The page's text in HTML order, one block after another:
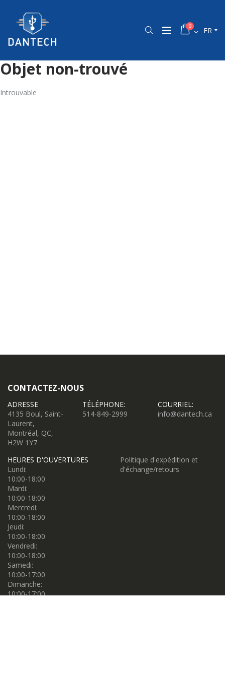
0 FR
Objet non-trouvé
Introuvable
CONTACTEZ-NOUS
ADRESSE
4135 Boul, Saint-
Laurent,
Montréal, QC,
H2W 1Y7
TÉLÉPHONE:
514-849-2999
COURRIEL:
info@dantech.ca
HEURES D'OUVERTURES
Lundi:
10:00-18:00
Mardi:
10:00-18:00
Mercredi:
10:00-18:00
Jeudi:
10:00-18:00
Vendredi:
10:00-18:00
Samedi:
10:00-17:00
Dimanche:
10:00-17:00
Politique d'expédition et
d'échange/retours